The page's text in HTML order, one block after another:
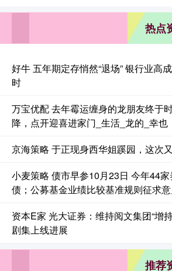
热点
好牛 五年期定存悄然“退场” 银行业高
时
万宝优配 去年霉运缠身的龙朋友终于
降，点开迎喜进家门_生活_龙的_幸也
京海策略 于正现身西华姐蹊园，这次
小麦策略 债市早参10月23日 今年44
债；公募基金业绩比较基准规则征求
资本E家 光大证券：维持阅文集团“增
剧集上线进展
推荐